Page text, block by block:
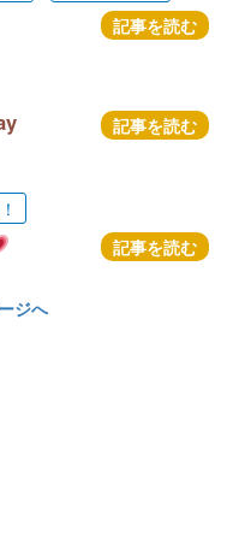
記事を読む
記事を読む
記事を読む
ジへ